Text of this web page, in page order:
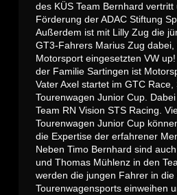
des KÜS Team Bernhard
Förderung der ADAC Stiftung
Außerdem ist mit Lilly Zug die
GT3-Fahrers Marius Zug
Motorsport eingesetzten VW
der Familie Sartingen ist
Vater Axel startet im GTC Race,
Tourenwagen Junior Cup.
Team RN Vision STS Racing.
Tourenwagen Junior Cup
die Expertise der erfahrener
Neben Timo Bernhard sind
und Thomas Mühlenz in den
werden die jungen Fahrer in
Tourenwagensports einweihen